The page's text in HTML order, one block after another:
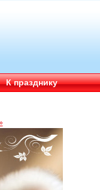
К празднику